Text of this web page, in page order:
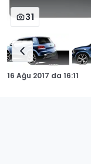
31
16 Ağu 2017 da 16:11